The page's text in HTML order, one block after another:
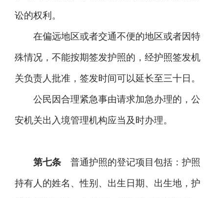
讼的权利。
在偏远地区或者交通不便的地区或者因特
殊情况，不能按期签发护照的，经护照签发机
关负责人批准，签发时间可以延长至三十日。
公民因合理紧急事由请求加急办理的，公
安机关出入境管理机构应当及时办理。
第七条 普通护照的登记项目包括：护照
持有人的姓名、性别、出生日期、出生地，护